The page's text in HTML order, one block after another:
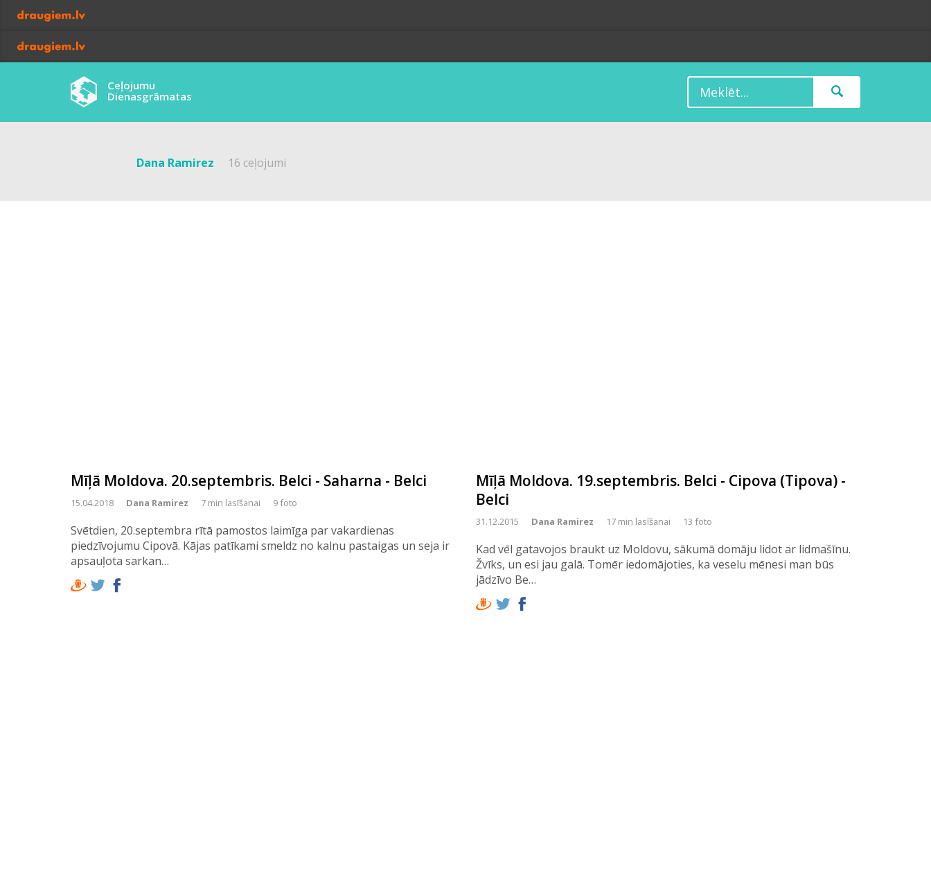
Ceļojumu
Dienasgrāmatas
Dana Ramirez 16 ceļojumi
Mīļā Moldova. 20.septembris. Belci - Saharna - Belci
15.04.2018 Dana Ramirez 7 min lasīšanai 9 foto
Svētdien, 20.septembra rītā pamostos laimīga par vakardienas
piedzīvojumu Cipovā. Kājas patīkami smeldz no kalnu pastaigas un seja ir
apsauļota sarkan…
Mīļā Moldova. 19.septembris. Belci - Cipova (Tipova) -
Belci
31.12.2015 Dana Ramirez 17 min lasīšanai 13 foto
Kad vēl gatavojos braukt uz Moldovu, sākumā domāju lidot ar lidmašīnu.
Žvīks, un esi jau galā. Tomēr iedomājoties, ka veselu mēnesi man būs
jādzīvo Be…